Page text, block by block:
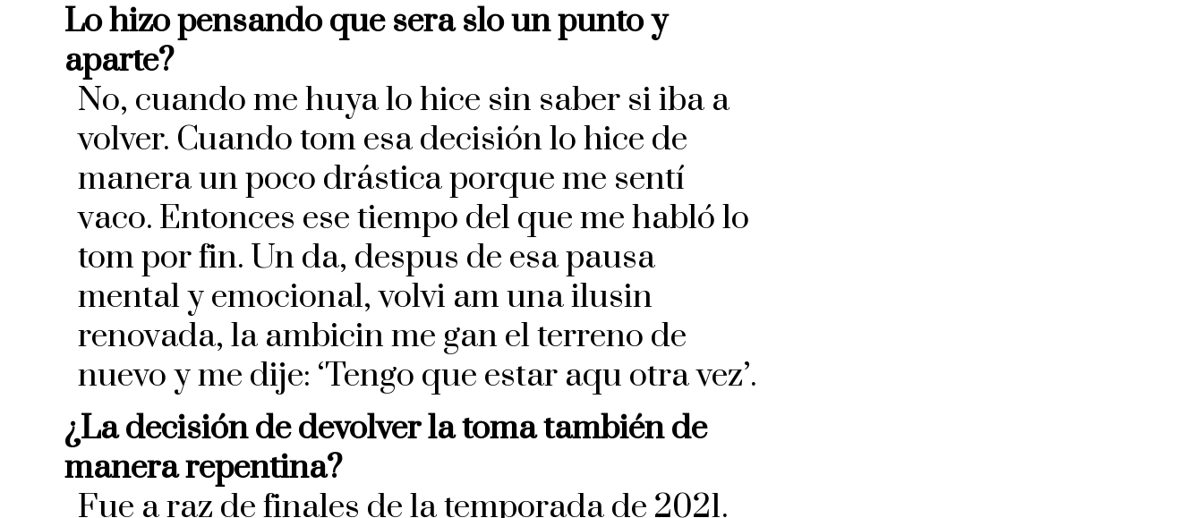
Lo hizo pensando que sera slo un punto y
aparte?
No, cuando me huya lo hice sin saber si iba a
volver. Cuando tom esa decisión lo hice de
manera un poco drástica porque me sentí
vaco. Entonces ese tiempo del que me habló lo
tom por fin. Un da, despus de esa pausa
mental y emocional, volvi am una ilusin
renovada, la ambicin me gan el terreno de
nuevo y me dije: ‘Tengo que estar aqu otra vez’.
¿La decisión de devolver la toma también de
manera repentina?
Fue a raz de finales de la temporada de 2021.